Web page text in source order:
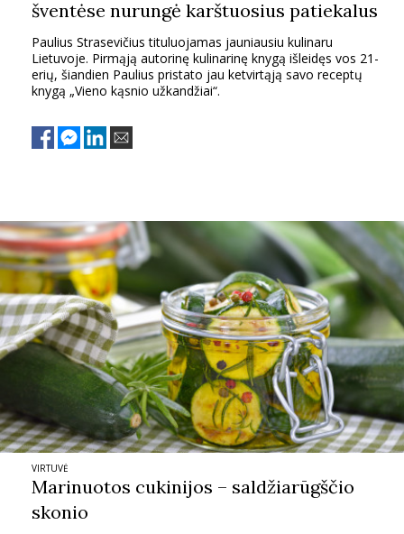
šventėse nurungė karštuosius patiekalus
Paulius Strasevičius tituluojamas jauniausiu kulinaru
Lietuvoje. Pirmąją autorinę kulinarinę knygą išleidęs vos 21-
erių, šiandien Paulius pristato jau ketvirtąją savo receptų
knygą „Vieno kąsnio užkandžiai“.
VIRTUVĖ
Marinuotos cukinijos – saldžiarūgščio
skonio